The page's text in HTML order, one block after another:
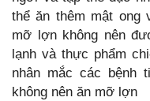
thể ăn thêm mật ong
mỡ lợn không nên
lạnh và thực phẩm
nhân mắc các bệnh
không nên ăn mỡ lợn